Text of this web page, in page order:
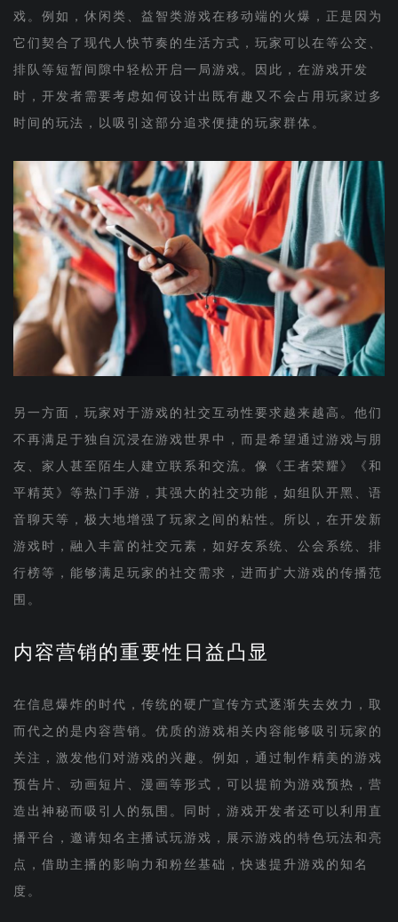
戏。例如，休闲类、益智类游戏在移动端的火爆，正是因为
它们契合了现代人快节奏的生活方式，玩家可以在等公交、
排队等短暂间隙中轻松开启一局游戏。因此，在游戏开发
时，开发者需要考虑如何设计出既有趣又不会占用玩家过多
时间的玩法，以吸引这部分追求便捷的玩家群体。
另一方面，玩家对于游戏的社交互动性要求越来越高。他们
不再满足于独自沉浸在游戏世界中，而是希望通过游戏与朋
友、家人甚至陌生人建立联系和交流。像《王者荣耀》《和
平精英》等热门手游，其强大的社交功能，如组队开黑、语
音聊天等，极大地增强了玩家之间的粘性。所以，在开发新
游戏时，融入丰富的社交元素，如好友系统、公会系统、排
行榜等，能够满足玩家的社交需求，进而扩大游戏的传播范
围。
内容营销的重要性日益凸显
在信息爆炸的时代，传统的硬广宣传方式逐渐失去效力，取
而代之的是内容营销。优质的游戏相关内容能够吸引玩家的
关注，激发他们对游戏的兴趣。例如，通过制作精美的游戏
预告片、动画短片、漫画等形式，可以提前为游戏预热，营
造出神秘而吸引人的氛围。同时，游戏开发者还可以利用直
播平台，邀请知名主播试玩游戏，展示游戏的特色玩法和亮
点，借助主播的影响力和粉丝基础，快速提升游戏的知名
度。